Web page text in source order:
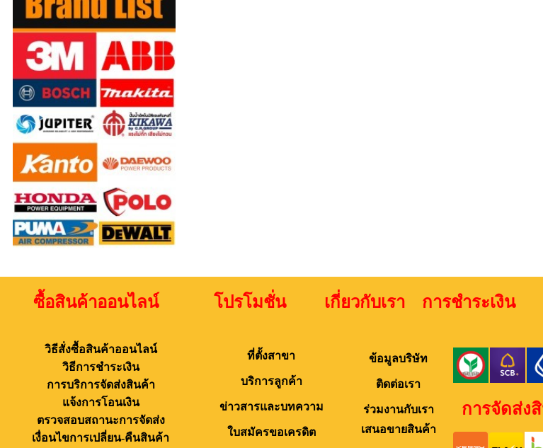
ซื้อสินค้าออนไลน์ โปรโมชั่น เกี่ยวกับเรา การชำระ
วิธีสั่งซื้อสินค้าออนไลน์
วิธีการชำระเงิน
การบริการจัดส่งสินค้า
แจ้งการโอนเงิน
ตรวจสอบสถานะการจัดส่ง
เงื่อนไขการเปลี่ยน-คืนสินค้า
ที่ตั้งสาขา
บริการลูกค้า
ข่าวสารและบทความ
ใบสมัครขอเครดิต
ข้อมูลบริษัท
ติดต่อเรา
ร่วมงานกับเรา
เสนอขายสินค้า
การจัดส่ง